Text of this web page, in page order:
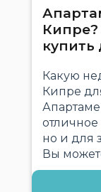
купить
Какую
Кипре
отличное
но и для
Вы